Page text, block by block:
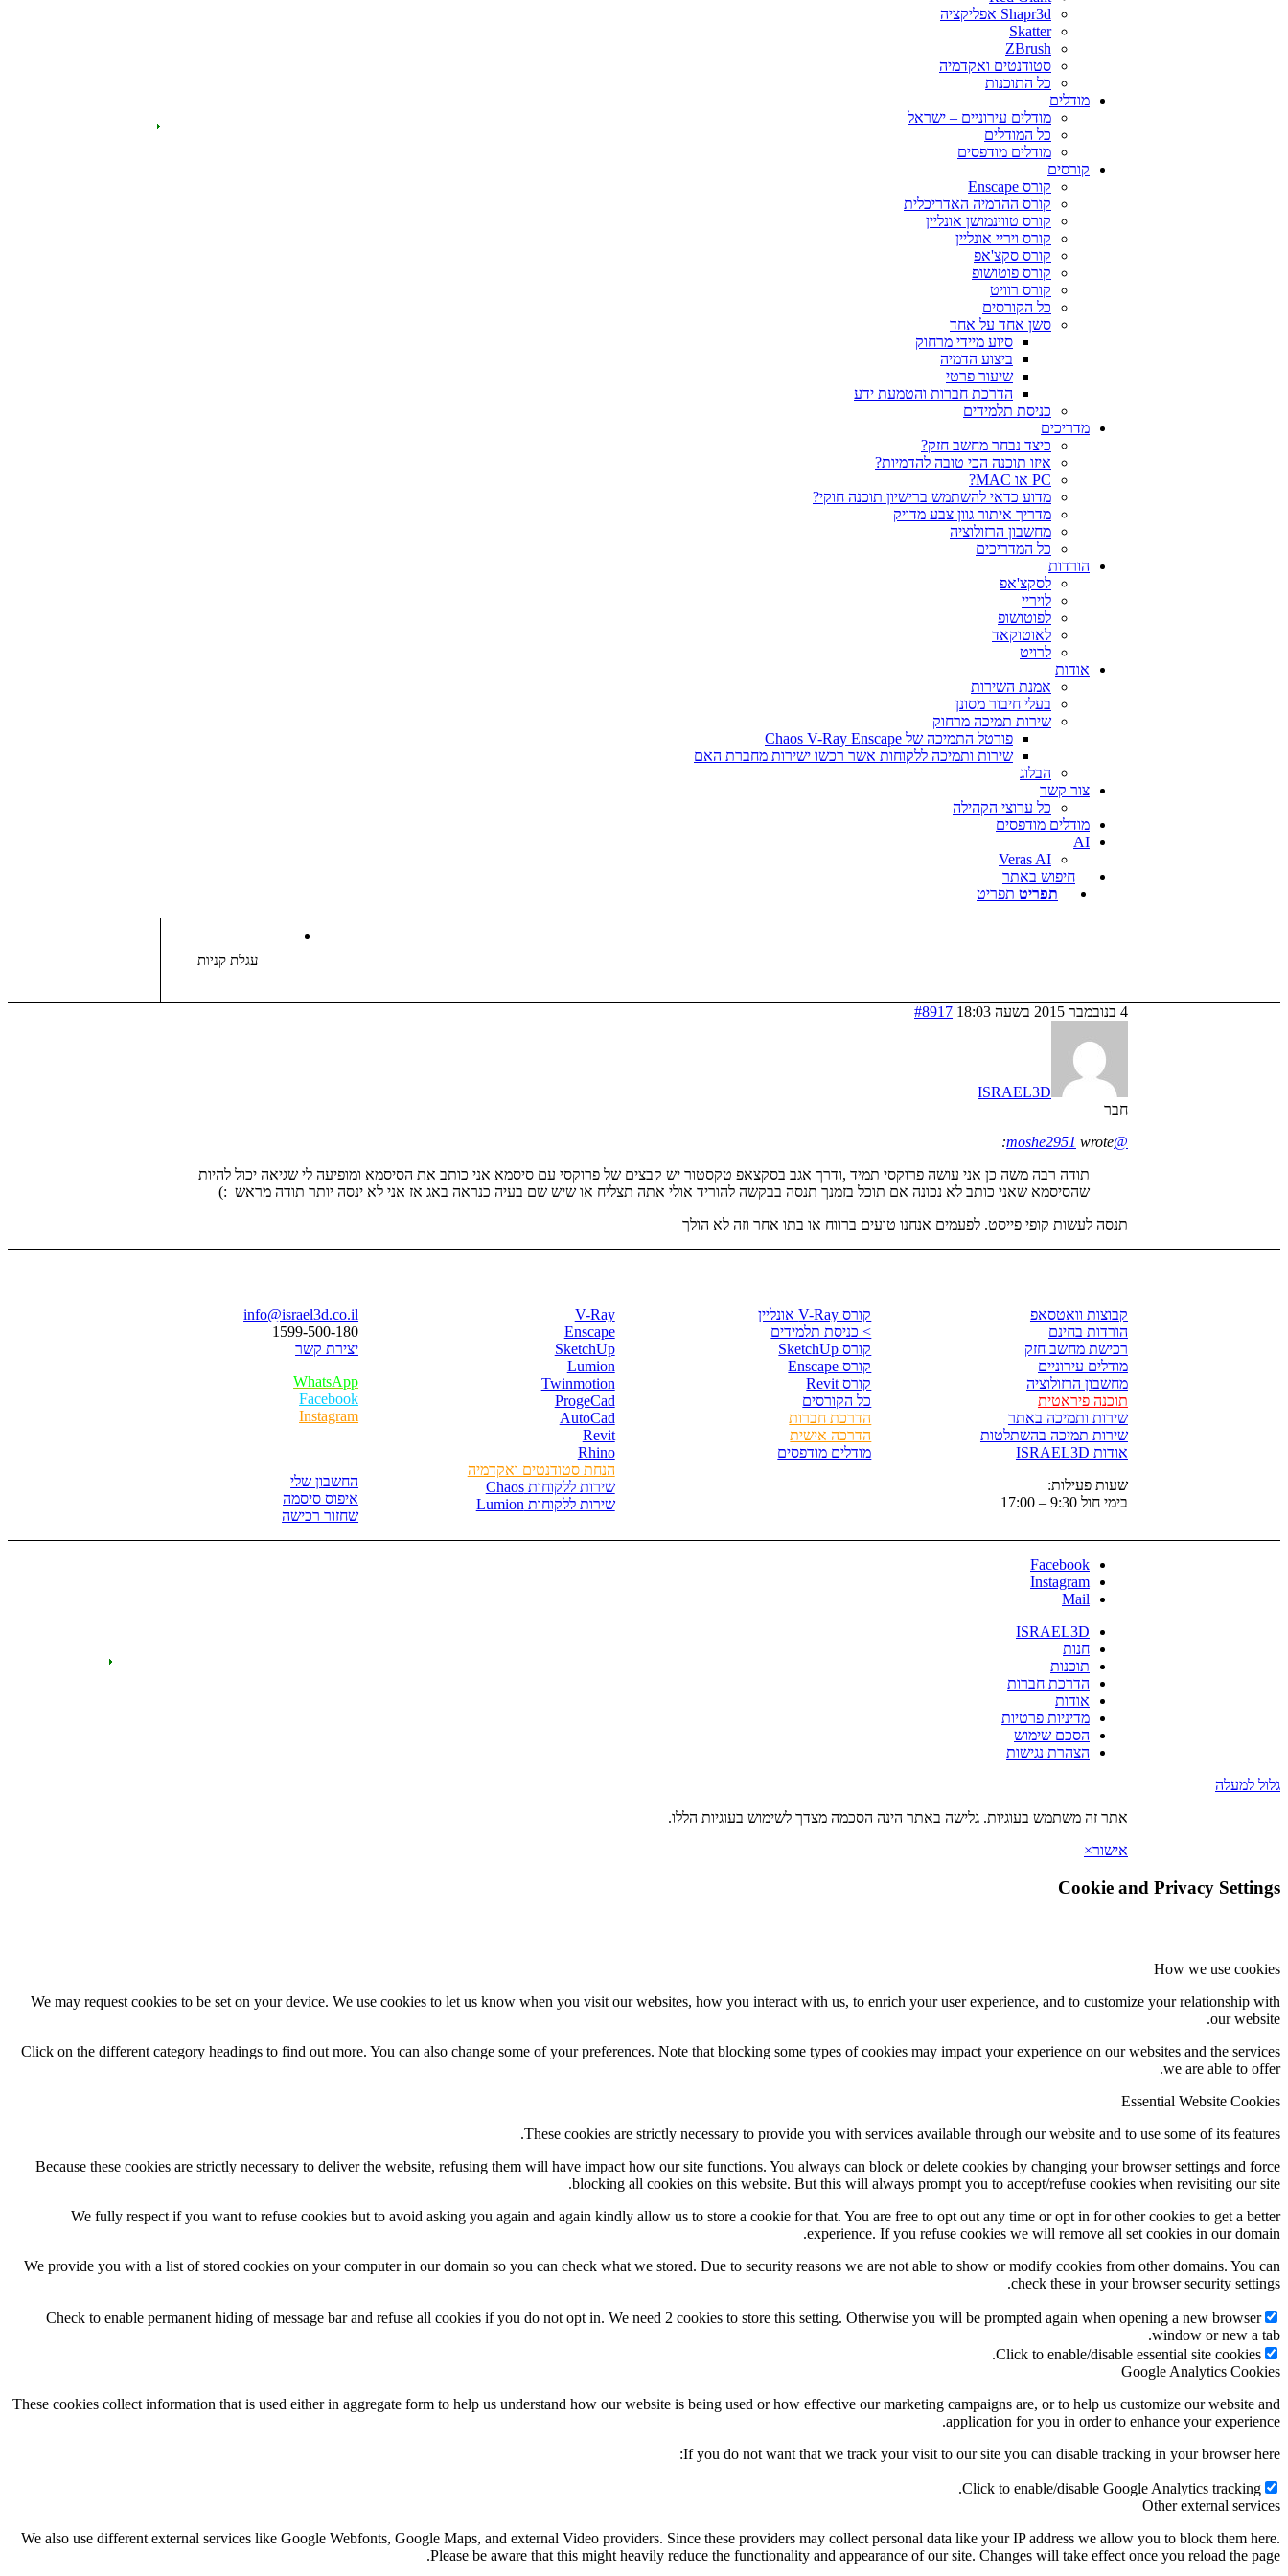
Shapr3d אפליקציה
Skatter
ZBrush
סטודנטים ואקדמיה
כל התוכנות
מודלים
מודלים עירוניים – ישראל
כל המודלים
מודלים מודפסים
קורסים
קורס Enscape
קורס ההדמיה האדריכלית
קורס טווינמושן אונליין
קורס ויריי אונליין
קורס סקצ'אפ
קורס פוטושופ
קורס רוויט
כל הקורסים
סשן אחד על אחד
סיוע מיידי מרחוק
ביצוע הדמיה
שיעור פרטי
הדרכת חברות והטמעת ידע
כניסת תלמידים
מדריכים
כיצד נבחר מחשב חזק?
איזו תוכנה הכי טובה להדמיות?‎‎
PC או MAC?
מדוע כדאי להשתמש ברישיון תוכנה חוקי?
מדריך איתור גוון צבע מדויק
מחשבון הרזולוציה
כל המדריכים
הורדות
לסקצ'אפ
לויריי
לפוטושופ
לאוטוקאד
לרויט
אודות
אמנת השירות
בעלי חיבור מסונן
שירות תמיכה מרחוק
פורטל התמיכה של Chaos V-Ray Enscape
שירות ותמיכה ללקוחות אשר רכשו ישירות מחברת האם
הבלוג
צור קשר
כל ערוצי הקהילה
מודלים מודפסים
AI
Veras AI
חיפוש באתר
תפריט תפריט
עגלת קניות
4 בנובמבר 2015 בשעה 18:03 #8917
ISRAEL3D
חבר
@moshe2951
wrote:
תודה רבה משה כן אני עושה פרוקסי תמיד ,ודרך אגב בסקצאפ טקסטור יש קבצים של פרוקסי עם סיסמא אני כותב את הסיסמא ומופיעה לי שגיאה יכול להיות
שהסיסמא שאני כותב לא נכונה אם תוכל בזמנך תנסה בבקשה להוריד אולי אתה תצליח או שיש שם בעיה כנראה באג אז אני לא ינסה יותר תודה מראש :)
תנסה לעשות קופי פייסט. לפעמים אנחנו טועים ברווח או בתו אחר וזה לא הולך
info@israel3d.co.il
1599-500-180
יצירת קשר
WhatsApp
Facebook
Instagram
החשבון שלי
איפוס סיסמה
שחזור רכישה
V-Ray
Enscape
SketchUp
Lumion
Twinmotion
ProgeCad
AutoCad
Revit
Rhino
הנחת סטודנטים ואקדמיה
שירות ללקוחות Chaos
שירות ללקוחות Lumion
קורס V-Ray אונליין
> כניסת תלמידים
קורס SketchUp
קורס Enscape
קורס Revit
כל הקורסים
הדרכת חברות
הדרכה אישית
מודלים מודפסים
קבוצות וואטסאפ
הורדות בחינם
רכישת מחשב חזק
מודלים עירוניים
מחשבון הרזולוציה
תוכנה פיראטית
שירות ותמיכה באתר
שירות תמיכה בהשתלטות
אודות ISRAEL3D
שעות פעילות:
בימי חול 9:30 – 17:00
Facebook
Instagram
Mail
ISRAEL3D
חנות
תוכנות
הדרכת חברות
אודות
מדיניות פרטיות
הסכם שימוש
הצהרת נגישות
גלול למעלה
אתר זה משתמש בעוגיות. גלישה באתר הינה הסכמה מצדך לשימוש בעוגיות הללו.
אישור×
Cookie and Privacy Settings
How we use cookies
We may request cookies to be set on your device. We use cookies to let us know when you visit our websites, how you interact with us, to enrich your user experience, and to customize your relationship with
our website.
Click on the different category headings to find out more. You can also change some of your preferences. Note that blocking some types of cookies may impact your experience on our websites and the services
we are able to offer.
Essential Website Cookies
These cookies are strictly necessary to provide you with services available through our website and to use some of its features.
Because these cookies are strictly necessary to deliver the website, refusing them will have impact how our site functions. You always can block or delete cookies by changing your browser settings and force
blocking all cookies on this website. But this will always prompt you to accept/refuse cookies when revisiting our site.
We fully respect if you want to refuse cookies but to avoid asking you again and again kindly allow us to store a cookie for that. You are free to opt out any time or opt in for other cookies to get a better
experience. If you refuse cookies we will remove all set cookies in our domain.
We provide you with a list of stored cookies on your computer in our domain so you can check what we stored. Due to security reasons we are not able to show or modify cookies from other domains. You can
check these in your browser security settings.
Check to enable permanent hiding of message bar and refuse all cookies if you do not opt in. We need 2 cookies to store this setting. Otherwise you will be prompted again when opening a new browser
window or new a tab.
Click to enable/disable essential site cookies.
Google Analytics Cookies
These cookies collect information that is used either in aggregate form to help us understand how our website is being used or how effective our marketing campaigns are, or to help us customize our website and
application for you in order to enhance your experience.
If you do not want that we track your visit to our site you can disable tracking in your browser here:
Click to enable/disable Google Analytics tracking.
Other external services
We also use different external services like Google Webfonts, Google Maps, and external Video providers. Since these providers may collect personal data like your IP address we allow you to block them here.
Please be aware that this might heavily reduce the functionality and appearance of our site. Changes will take effect once you reload the page.